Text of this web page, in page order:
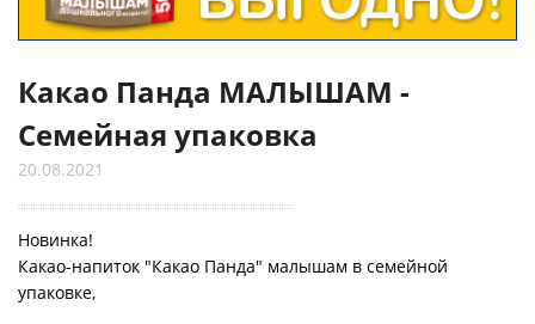
Какао Панда МАЛЫШАМ -
Семейная упаковка
20.08.2021
Новинка!
Какао-напиток "Какао Панда" малышам в семейной
упаковке,